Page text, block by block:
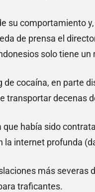
su comportamiento
de prensa el
solo tiene un
cocaína, en parte
transportar decenas
había sido
la internet profunda
más severas
traficantes.